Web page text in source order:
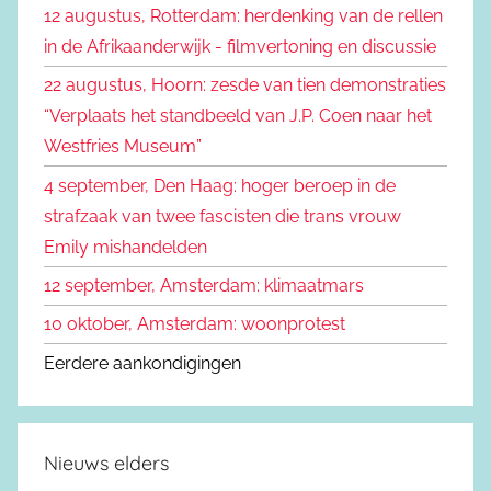
a
:
e
n
12 augustus, Rotterdam: herdenking van de rellen
in de Afrikaanderwijk - filmvertoning en discussie
22 augustus, Hoorn: zesde van tien demonstraties
“Verplaats het standbeeld van J.P. Coen naar het
Westfries Museum”
4 september, Den Haag: hoger beroep in de
strafzaak van twee fascisten die trans vrouw
Emily mishandelden
12 september, Amsterdam: klimaatmars
10 oktober, Amsterdam: woonprotest
Eerdere aankondigingen
Nieuws elders